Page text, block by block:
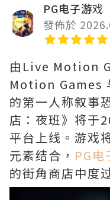
PG电子游戏
發佈於
由Live Motion
Motion Games
的第一人称叙事
店：夜班》将于
平台上线。游戏
元素结合， PG电
的街角商店中度